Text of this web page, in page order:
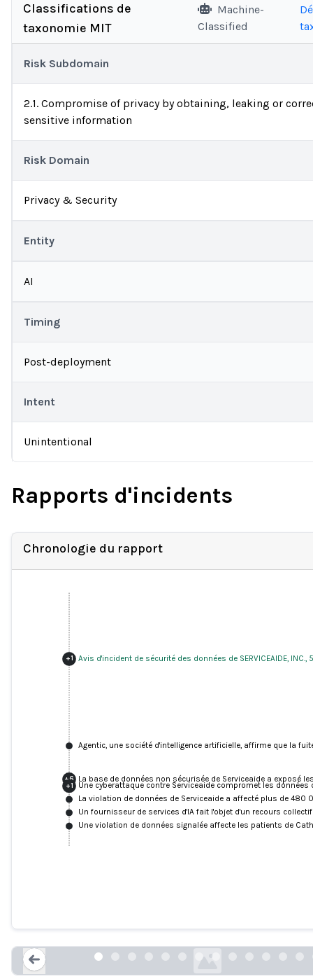
Classifications de
taxonomie MIT
Machine-
Classified
Risk Subdomain
2.1. Compromise of privacy by obtaining, leaking or
sensitive information
Risk Domain
Privacy & Security
Entity
AI
Timing
Post-deployment
Intent
Unintentional
Rapports d'incidents
Chronologie du rapport
+1 Avis d'incident de sécurité des données de SERVICEAIDE,
Agentic, une société d'intelligence artificielle, affirme que la
+6 La base de données non sécurisée de Serviceaide a exposé
+1
Une cyberattaque contre Serviceaide compromet les
La violation de données de Serviceaide a affecté plus de 480
Un fournisseur de services d'IA fait l'objet d'un recours
Une violation de données signalée affecte les patients de